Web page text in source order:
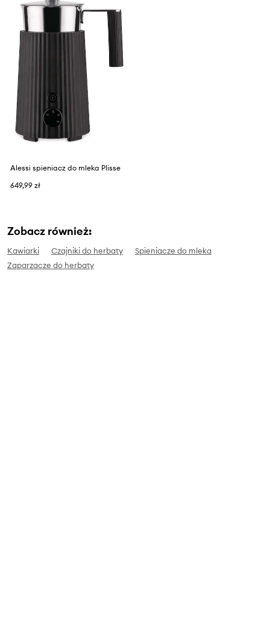
Alessi spieniacz do mleka Plisse
649,99 zł
Zobacz również:
Kawiarki Czajniki do herbaty
Spieniacze do mleka
Zaparzacze do herbaty